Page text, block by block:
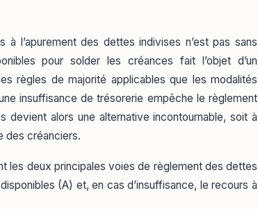
à l’apurement des dettes indivises n’est pas sans
pour solder les créances fait l’objet d’un
règles de majorité applicables que les modalités
insuffisance de trésorerie empêche le règlement
alors une alternative incontournable, soit à
des créanciers.
les deux principales voies de règlement des dettes
(A) et, en cas d’insuffisance, le recours à